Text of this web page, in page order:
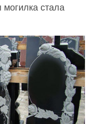
стала